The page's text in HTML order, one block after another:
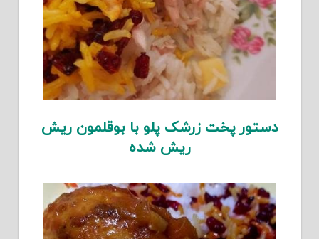
دستور پخت زرشک پلو با بوقلمون ریش
ریش شده